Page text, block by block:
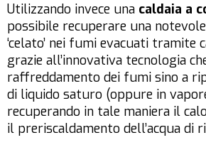
Utilizzando invece una caldaia a
possibile recuperare una
‘celato’ nei fumi evacuati tramite
grazie all’innovativa tecnologia
raffreddamento dei fumi sino a
di liquido saturo (oppure in
recuperando in tale maniera il
il preriscaldamento dell’acqua di